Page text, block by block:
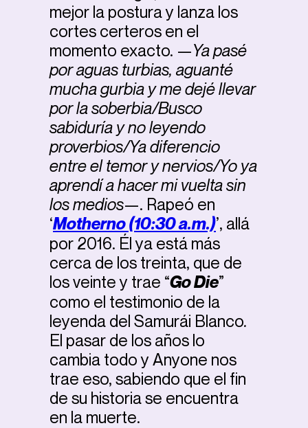
mejor la postura y lanza los
cortes certeros en el
momento exacto. —Ya pasé
por aguas turbias, aguanté
mucha gurbia y me dejé llevar
por la soberbia/Busco
sabiduría y no leyendo
proverbios/Ya diferencio
entre el temor y nervios/Yo ya
aprendí a hacer mi vuelta sin
los medios—. Rapeó en
‘Motherno (10:30 a.m.)’, allá
por 2016. Él ya está más
cerca de los treinta, que de
los veinte y trae “Go Die”
como el testimonio de la
leyenda del Samurái Blanco.
El pasar de los años lo
cambia todo y Anyone nos
trae eso, sabiendo que el fin
de su historia se encuentra
en la muerte.